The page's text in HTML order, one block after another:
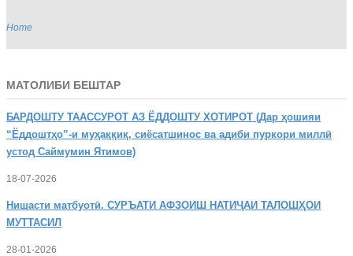
Home
МАТОЛИБИ БЕШТАР
БАРДОШТУ ТААССУРОТ АЗ ЁДДОШТУ ХОТИРОТ (Дар ҳошияи
“Ёддоштҳо”-и муҳаққиқ, сиёсатшинос ва адиби пуркори миллӣ
устод Саймумин Ятимов)
18-07-2026
Нишасти матбуотӣ. СУРЪАТИ АФЗОИШ НАТИҶАИ ТАЛОШҲОИ
МУТТАСИЛ
28-01-2026